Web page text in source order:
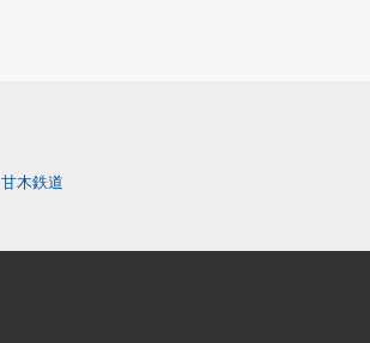
甘木鉄道